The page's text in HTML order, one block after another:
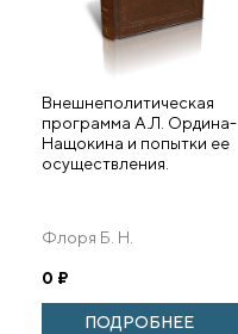
Внешнеполитическая
программа А.Л. Ордина-
Нащокина и попытки ее
осуществления.
Флоря Б. Н.
0 ₽
ПОДРОБНЕЕ